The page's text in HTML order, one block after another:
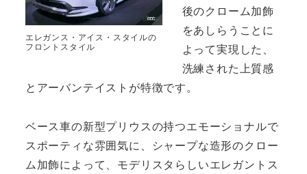
エレガンス・アイス・スタイルの
フロントスタイル
後のクローム加飾
をあしらうことに
よって実現した、
洗練された上質感
とアーバンテイストが特徴です。
ベース車の新型プリウスの持つエモーショナルで
スポーティな雰囲気に、シャープな造形のクロー
ム加飾によって、モデリスタらしいエレガントス